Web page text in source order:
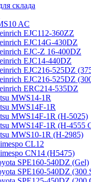
склада
AC
EJC112-360ZZ
EJC14G-430DZ
EJC-Z 16-400DZ
EJC14-440DZ
EJC216-525DZ
EJC216-525DZ
ERC214-535DZ
MWS14-1R
MWS14F-1R
MWS14F-1R (H-5025)
MWS14F-1R (H-4555
MWS10-1R (Н-2985)
CL12
CN14 (Н5475)
SPE160-540DZ (Gel)
SPE160-540DZ (300